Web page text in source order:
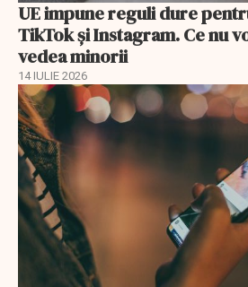
UE impune reguli dure
TikTok și Instagram. Ce nu
vedea minorii
14 IULIE 2026